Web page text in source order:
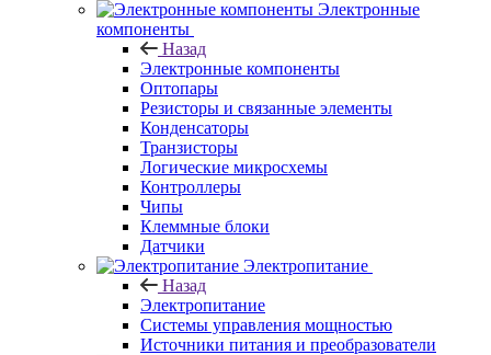
Электронные
компоненты
Назад
Электронные компоненты
Оптопары
Резисторы и связанные элементы
Конденсаторы
Транзисторы
Логические микросхемы
Контроллеры
Чипы
Клеммные блоки
Датчики
Электропитание
Назад
Электропитание
Системы управления мощностью
Источники питания и преобразователи